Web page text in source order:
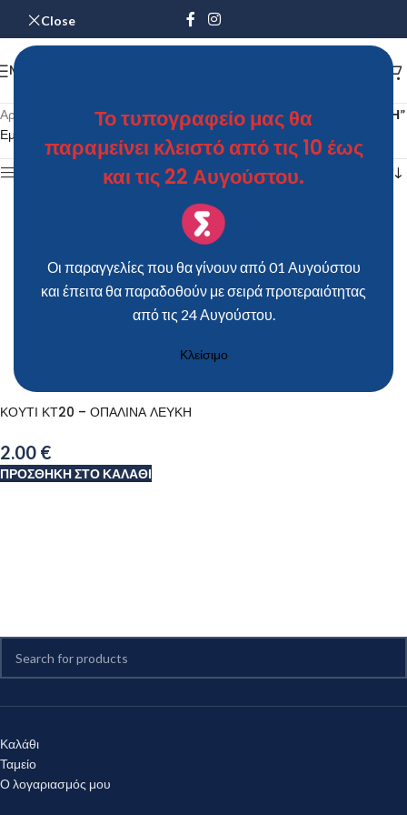
Close
Το τυπογραφείο μας θα
παραμείνει κλειστό από τις 10 έως
και τις 22 Αυγούστου.
Οι παραγγελίες που θα γίνουν από 01 Αυγούστου
και έπειτα θα παραδοθούν με σειρά προτεραιότητας
από τις 24 Αυγούστου.
Κλείσιμο
MENU
Αρχική σελίδα
Προϊόντα με ετικέτα “ΚΟΥΤΙ ΚΤ20 – ΟΠΑΛΙΝΑ ΛΕΥΚΗ”
Εμφάνιση του μοναδικού αποτελέσματος
ΚΟΥΤΙ ΚΤ20 – ΟΠΑΛΙΝΑ ΛΕΥΚΗ
2.00 €
ΠΡΟΣΘΉΚΗ ΣΤΟ ΚΑΛΆΘΙ
Καλάθι
Ταμείο
Ο λογαριασμός μου